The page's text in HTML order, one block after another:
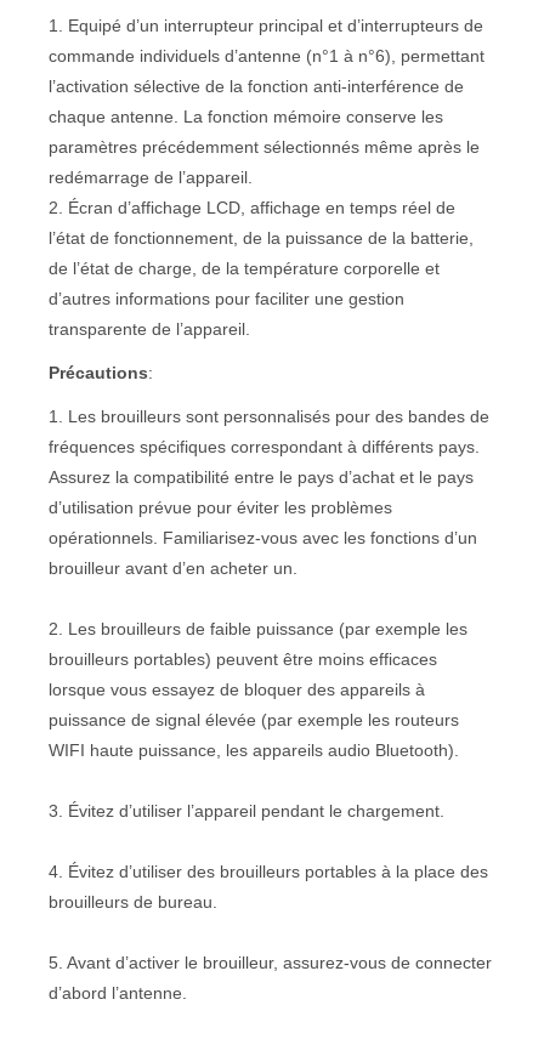
1. Equipé d’un interrupteur principal et d’interrupteurs de
commande individuels d’antenne (n°1 à n°6), permettant
l’activation sélective de la fonction anti-interférence de
chaque antenne. La fonction mémoire conserve les
paramètres précédemment sélectionnés même après le
redémarrage de l’appareil.
2. Écran d’affichage LCD, affichage en temps réel de
l’état de fonctionnement, de la puissance de la batterie,
de l’état de charge, de la température corporelle et
d’autres informations pour faciliter une gestion
transparente de l’appareil.
Précautions:
1. Les brouilleurs sont personnalisés pour des bandes de
fréquences spécifiques correspondant à différents pays.
Assurez la compatibilité entre le pays d’achat et le pays
d’utilisation prévue pour éviter les problèmes
opérationnels. Familiarisez-vous avec les fonctions d’un
brouilleur avant d’en acheter un.
2. Les brouilleurs de faible puissance (par exemple les
brouilleurs portables) peuvent être moins efficaces
lorsque vous essayez de bloquer des appareils à
puissance de signal élevée (par exemple les routeurs
WIFI haute puissance, les appareils audio Bluetooth).
3. Évitez d’utiliser l’appareil pendant le chargement.
4. Évitez d’utiliser des brouilleurs portables à la place des
brouilleurs de bureau.
5. Avant d’activer le brouilleur, assurez-vous de connecter
d’abord l’antenne.